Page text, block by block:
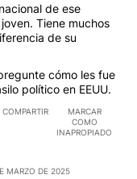
de ese
Tiene muchos
de su
cómo les fue
político en EEUU.
COMPARTIR
MARCAR
COMO
INAPROPIADO
MARZO DE 2025